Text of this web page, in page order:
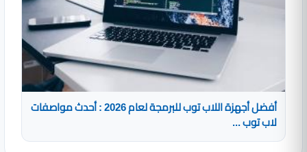
أفضل أجهزة اللاب توب للبرمجة لعام 2026 : أحدث مواصفات
لاب توب ...